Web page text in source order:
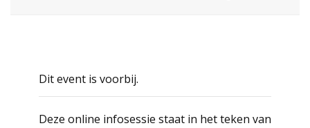
Dit event is voorbij.
Deze online infosessie staat in het teken van